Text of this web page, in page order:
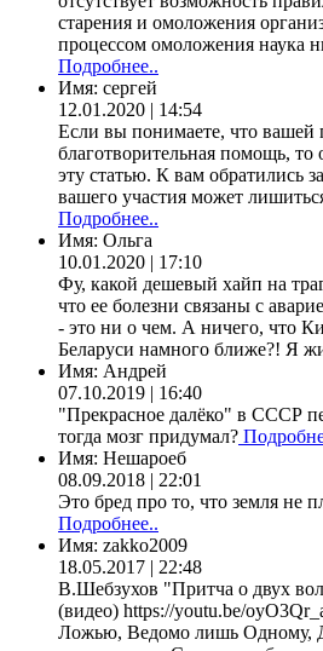
старения и омоложения
процессом омоложения наука
Подробнее..
Имя: сергей
12.01.2020 | 14:54
Если вы понимаете, что вашей
благотворительная помощь, то
эту статью. К вам обратились
вашего участия может
Подробнее..
Имя: Ольга
10.01.2020 | 17:10
Фу, какой дешевый хайп на
что ее болезни связаны с
- это ни о чем. А ничего, что
Беларуси намного ближе?! Я
Имя: Андрей
07.10.2019 | 16:40
"Прекрасное далёко" в СССР
тогда мозг придумал?
Имя: Нешароеб
08.09.2018 | 22:01
Это бред про то, что земля не
Подробнее..
Имя: zakko2009
18.05.2017 | 22:48
В.Шебзухов "Притча о двух
(видео) https://youtu.be/
Ложью, Ведомо лишь Одному,